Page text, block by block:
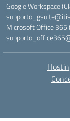
Google Workspace
Microsoft Office 365